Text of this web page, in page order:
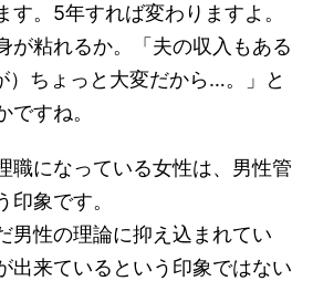
。5年すれば変わりますよ。
粘れるか。「夫の収入もある
）ちょっと大変だから…。」と
すね。
職になっている女性は、男性管
象です。
男性の理論に抑え込まれてい
出来ているという印象ではない